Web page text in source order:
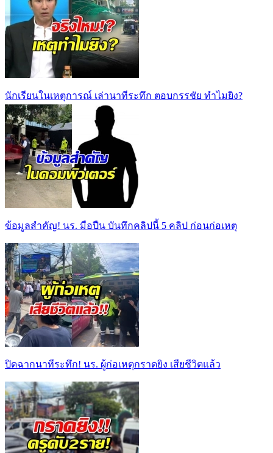
นักเรียนในเหตุการณ์ เล่านาทีระทึก ตอบกรรชัย ทำไมยิง?
ข้อมูลสำคัญ! นร. มือปืน บันทึกคลิปนี้ 5 คลิป ก่อนก่อเหตุ
ปิดฉากนาทีระทึก! นร. ผู้ก่อเหตุกราดยิง เสียชีวิตแล้ว